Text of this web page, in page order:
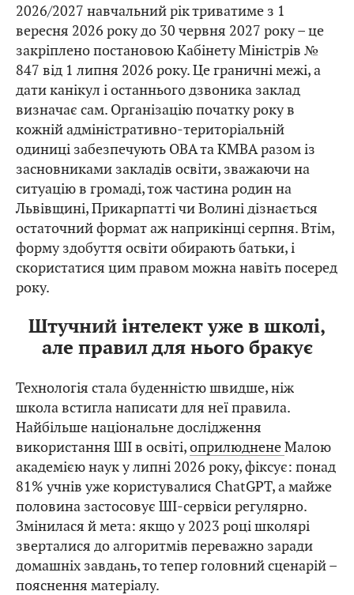
2026/2027 навчальний рік триватиме з 1
вересня 2026 року до 30 червня 2027 року – це
закріплено постановою Кабінету Міністрів №
847 від 1 липня 2026 року. Це граничні межі, а
дати канікул і останнього дзвоника заклад
визначає сам. Організацію початку року в
кожній адміністративно-територіальній
одиниці забезпечують ОВА та КМВА разом із
засновниками закладів освіти, зважаючи на
ситуацію в громаді, тож частина родин на
Львівщині, Прикарпатті чи Волині дізнається
остаточний формат аж наприкінці серпня. Втім,
форму здобуття освіти обирають батьки, і
скористатися цим правом можна навіть посеред
року.
Штучний інтелект уже в школі,
але правил для нього бракує
Технологія стала буденністю швидше, ніж
школа встигла написати для неї правила.
Найбільше національне дослідження
використання ШІ в освіті,оприлюдненеМалою
академією наук у липні 2026 року, фіксує: понад
81% учнів уже користувалися ChatGPT, а майже
половина застосовує ШІ-сервіси регулярно.
Змінилася й мета: якщо у 2023 році школярі
зверталися до алгоритмів переважно заради
домашніх завдань, то тепер головний сценарій –
пояснення матеріалу.